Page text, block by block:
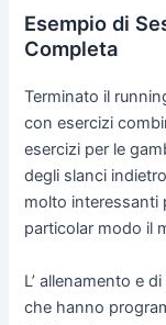
Esempio di
Completa
Terminato il
con esercizi
esercizi per le
degli slanci
molto interessanti
particolar modo il
L’ allenamento e
che hanno